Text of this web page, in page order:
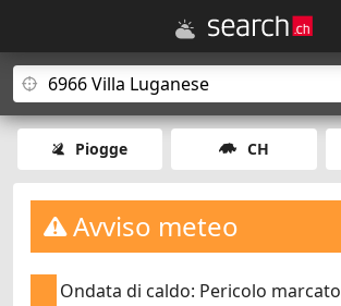
Piogge CH
Avviso meteo
Ondata di caldo: Pericolo marcato